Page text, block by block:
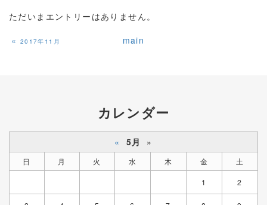
ただいまエントリーはありません。
« 2017年11月 main
カレンダー
« 5月 »
日 月 火 水 木 金 土
1 2